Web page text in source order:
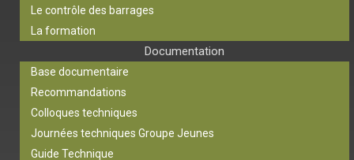
Le contrôle des barrages
La formation
Documentation
Base documentaire
Recommandations
Colloques techniques
Journées techniques Groupe Jeunes
Guide Technique